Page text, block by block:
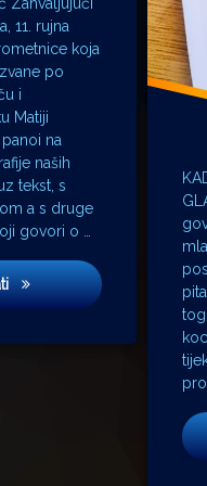
11. rujna
koja
po
i
Matiji
na
naših
tekst, s
a s druge
govori o …
‘Ni med cvetjem ni pravice’
tog